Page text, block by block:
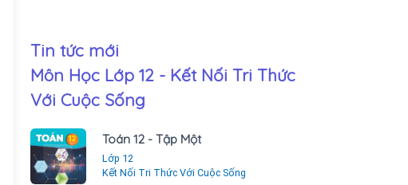
Tin tức mới
Môn Học Lớp 12 - Kết Nối Tri Thức
Với Cuộc Sống
Toán 12 - Tập Một
Lớp 12
Kết Nối Tri Thức Với Cuộc Sống